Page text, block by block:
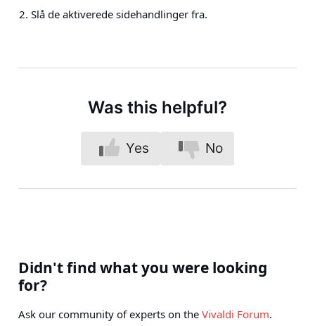
Slå de aktiverede sidehandlinger fra.
Was this helpful?
Yes No
Didn't find what you were looking
for?
Ask our community of experts on the Vivaldi Forum.